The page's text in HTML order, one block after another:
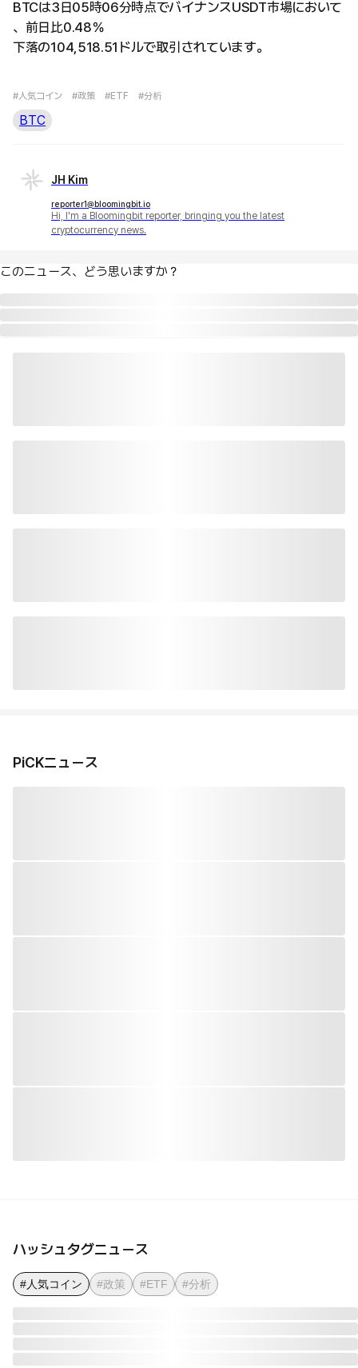
BTCは3日05時06分時点でバイナンスUSDT市場において
、前日比0.48％
下落の104,518.51ドルで取引されています。
#人気コイン #政策 #ETF #分析
BTC
JH Kim
reporter1@bloomingbit.io
Hi, I'm a Bloomingbit reporter, bringing you the latest
cryptocurrency news.
このニュース、どう思いますか？
PiCKニュース
ハッシュタグニュース
#人気コイン #政策 #ETF #分析